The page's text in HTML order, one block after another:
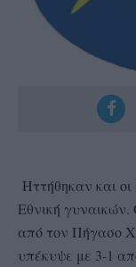
Ηττήθηκαν και
Εθνική
από τον Πήγασο
υπέκυψε με 3-1